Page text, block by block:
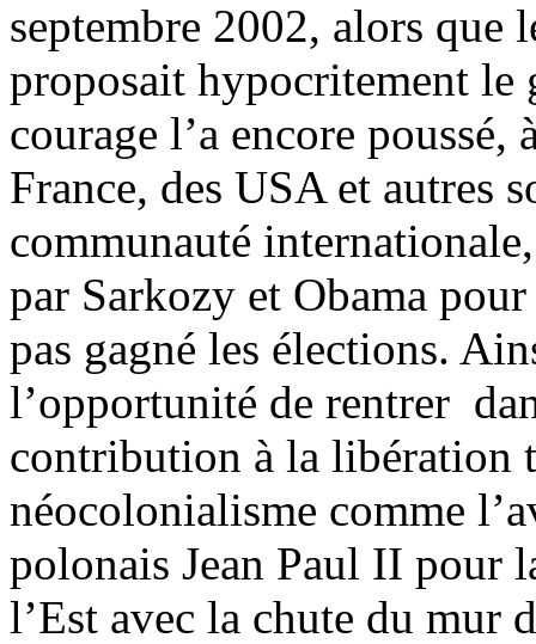
septembre 2002, alors que
proposait hypocritement le
courage l’a encore poussé,
France, des USA et autres
communauté
par Sarkozy et Obama
pas gagné les élections.
l’opportunité de rentrer
contribution à la libération
néocolonialisme comme
polonais Jean Paul II pour
l’Est avec la chute du mur